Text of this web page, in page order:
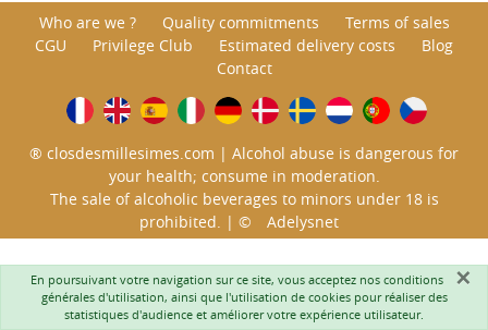
Who are we ? Quality commitments
Terms of sales
CGU
Privilege Club Estimated delivery costs
Blog
Contact
® closdesmillesimes.com | Alcohol abuse is dangerous for
your health; consume in moderation.
The sale of alcoholic beverages to minors under 18 is
prohibited. | ©
Adelysnet
×
En poursuivant votre navigation sur ce site, vous acceptez nos conditions
générales d'utilisation, ainsi que l'utilisation de cookies pour réaliser des
statistiques d'audience et améliorer votre expérience utilisateur.